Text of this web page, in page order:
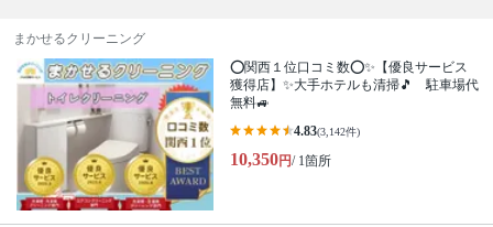
まかせるクリーニング
⭕関西１位口コミ数⭕✨【優良サービス
獲得店】✨大手ホテルも清掃🎵 駐車場代
無料🚙
4.83(3,142件)
10,350円/ 1箇所